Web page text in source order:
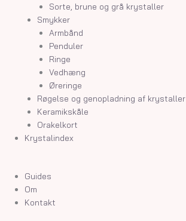
Sorte, brune og grå krystaller
Smykker
Armbånd
Penduler
Ringe
Vedhæng
Øreringe
Røgelse og genopladning af krystaller
Keramikskåle
Orakelkort
Krystalindex
Guides
Om
Kontakt